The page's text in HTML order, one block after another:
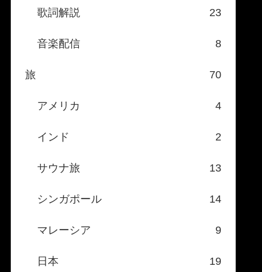
歌詞解説 23
音楽配信 8
旅 70
アメリカ 4
インド 2
サウナ旅 13
シンガポール 14
マレーシア 9
日本 19